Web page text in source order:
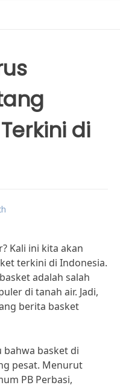
di
Kali ini kita akan
terkini di Indonesia.
adalah salah
di tanah air. Jadi,
berita basket
bahwa basket di
pesat. Menurut
PB Perbasi,